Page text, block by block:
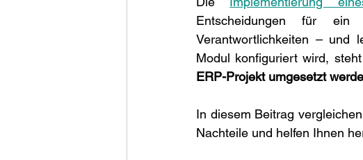
Entscheidungen für ein
Verantwortlichkeiten – und
Modul konfiguriert wird,
ERP-Projekt umgesetzt
In diesem Beitrag
Nachteile und helfen Ihnen